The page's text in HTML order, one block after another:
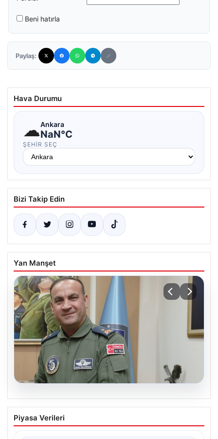
Beni hatırla
Paylaş:
Hava Durumu
☁Ankara
NaN°C
ŞEHIR SEÇ
Bizi Takip Edin
Yan Manşet
Rafet Dalkıran kimdir? Yeni Hava
Kuvvetleri Komutanı Rafet Dalkıran’ın
Piyasa Verileri